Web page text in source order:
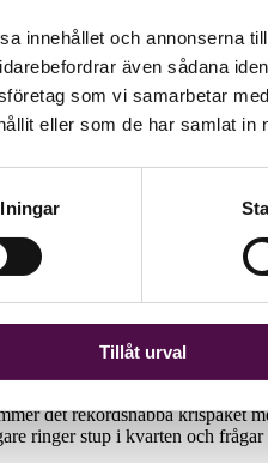
innehållet och annonserna
även sådana
som vi samarbetar
eller som de har samlat in
Tillåt urval
togs ur den
med rubriken
är väldigt viktiga
och sådana som arbetar med
listan förmodligen inte
synd – men vad gör det när
lista som någon som
bli mycket onödiga
var visst meningen att vi skulle
för sin yrkeskategori
hållet. Jag föreställer mig att
i fullmåne?) med titeln
det rekordsnabba krispaket
ringer stup i kvarten och